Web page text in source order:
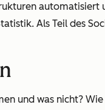
automatisiert
Als Teil des
und was nicht?